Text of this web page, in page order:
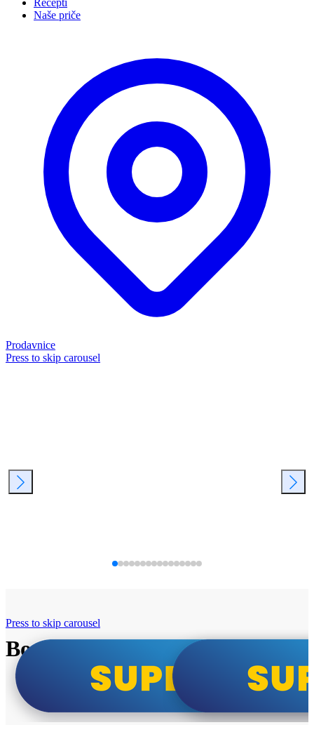
Recepti
Naše priče
Prodavnice
Press to skip carousel
Bosch super cene
Press to skip carousel